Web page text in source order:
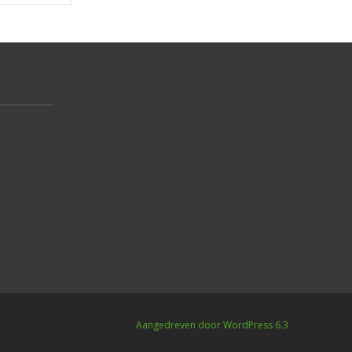
Aangedreven door WordPress 6.3